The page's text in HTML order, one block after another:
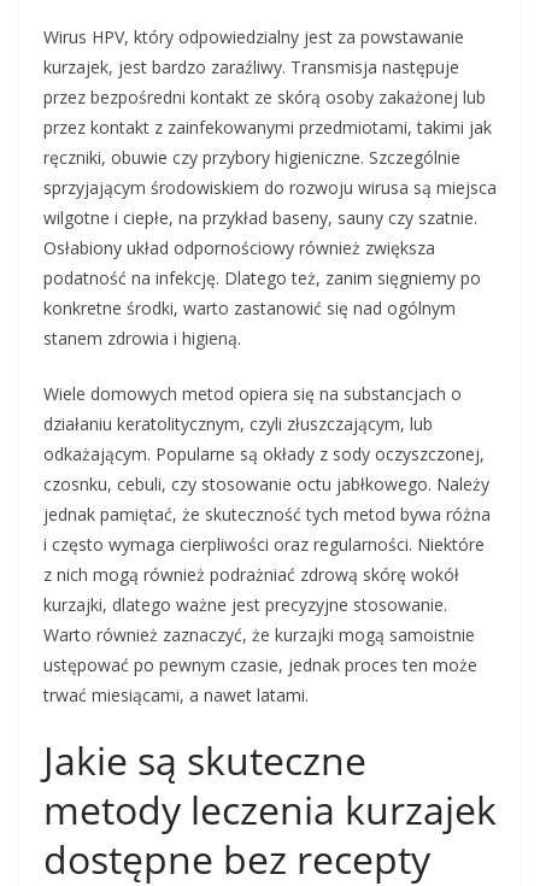
Wirus HPV, który odpowiedzialny jest za powstawanie
kurzajek, jest bardzo zaraźliwy. Transmisja następuje
przez bezpośredni kontakt ze skórą osoby zakażonej lub
przez kontakt z zainfekowanymi przedmiotami, takimi jak
ręczniki, obuwie czy przybory higieniczne. Szczególnie
sprzyjającym środowiskiem do rozwoju wirusa są miejsca
wilgotne i ciepłe, na przykład baseny, sauny czy szatnie.
Osłabiony układ odpornościowy również zwiększa
podatność na infekcję. Dlatego też, zanim sięgniemy po
konkretne środki, warto zastanowić się nad ogólnym
stanem zdrowia i higieną.
Wiele domowych metod opiera się na substancjach o
działaniu keratolitycznym, czyli złuszczającym, lub
odkażającym. Popularne są okłady z sody oczyszczonej,
czosnku, cebuli, czy stosowanie octu jabłkowego. Należy
jednak pamiętać, że skuteczność tych metod bywa różna
i często wymaga cierpliwości oraz regularności. Niektóre
z nich mogą również podrażniać zdrową skórę wokół
kurzajki, dlatego ważne jest precyzyjne stosowanie.
Warto również zaznaczyć, że kurzajki mogą samoistnie
ustępować po pewnym czasie, jednak proces ten może
trwać miesiącami, a nawet latami.
Jakie są skuteczne
metody leczenia kurzajek
dostępne bez recepty